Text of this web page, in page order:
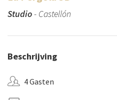
Studio- Castellón
Beschrijving
4 Gasten